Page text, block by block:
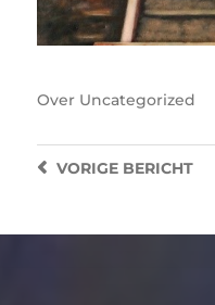
Over Uncategorized
VORIGEBERICHT